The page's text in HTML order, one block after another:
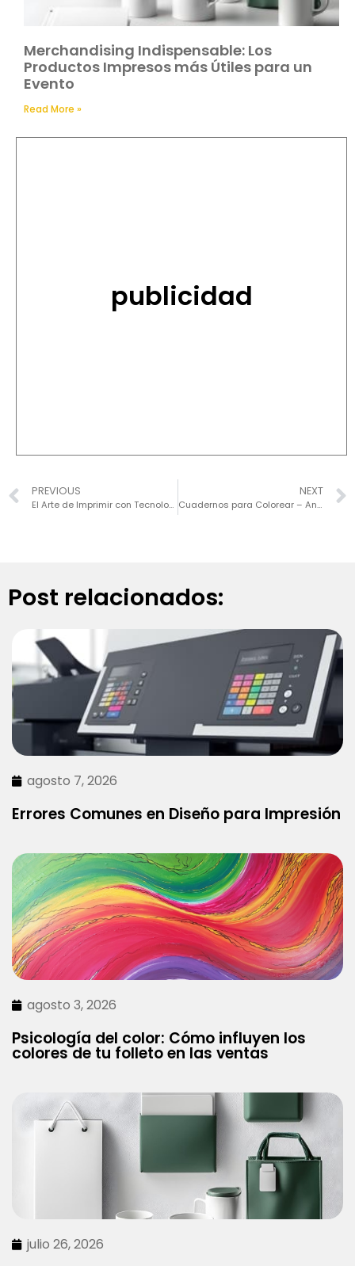
Merchandising Indispensable: Los
Productos Impresos más Útiles para un
Evento
Read More »
publicidad
PREVIOUS
El Arte de Imprimir con Tecnología de Vanguardia
NEXT
Cuadernos para Colorear – Animales del Mar
Post relacionados:
agosto 7, 2026
Errores Comunes en Diseño para Impresión
agosto 3, 2026
Psicología del color: Cómo influyen los
colores de tu folleto en las ventas
julio 26, 2026